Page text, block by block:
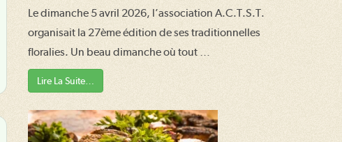
Le dimanche 5 avril 2026, l’association A.C.T.S.T.
organisait la 27ème édition de ses traditionnelles
floralies. Un beau dimanche où tout …
Lire La Suite…